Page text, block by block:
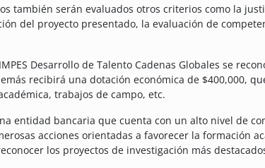
también serán evaluados otros criterios como la
del proyecto presentado, la evaluación de
Desarrollo de Talento Cadenas Globales se
recibirá una dotación económica de $400,000,
trabajos de campo, etc.
entidad bancaria que cuenta con un alto nivel de
acciones orientadas a favorecer la formación
los proyectos de investigación más